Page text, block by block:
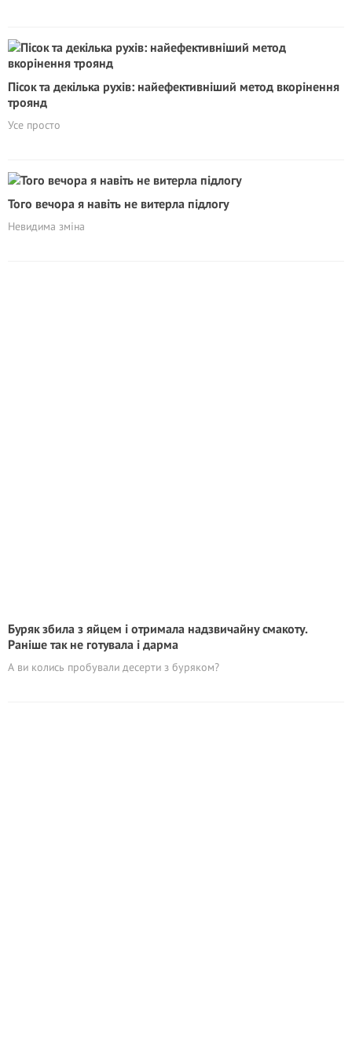
Пісок та декілька рухів: найефективніший метод вкорінення
троянд
Усе просто
Того вечора я навіть не витерла підлогу
Невидима зміна
Буряк збила з яйцем і отримала надзвичайну смакоту.
Раніше так не готувала і дарма
А ви колись пробували десерти з буряком?